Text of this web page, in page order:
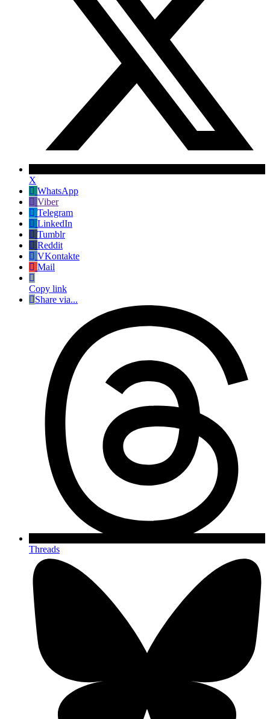
X
WhatsApp
Viber
Telegram
LinkedIn
Tumblr
Reddit
VKontakte
Mail
Copy link
Share via...
Threads